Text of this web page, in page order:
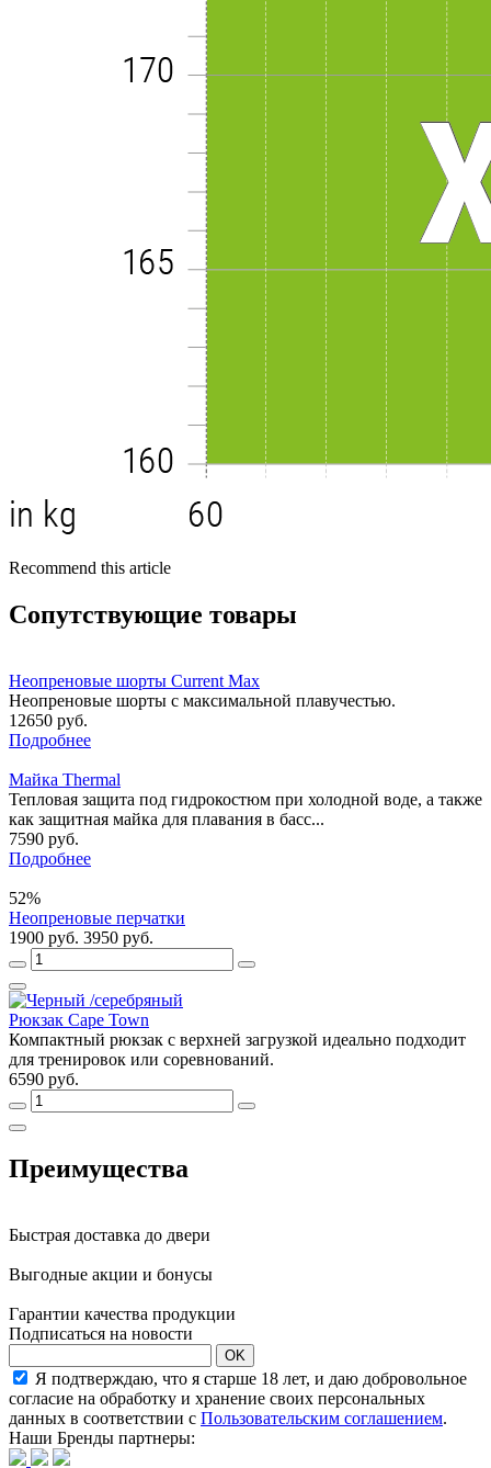
Recommend this article
Сопутствующие товары
Неопреновые шорты Current Max
Неопреновые шорты с максимальной плавучестью.
12650 руб.
Подробнее
Майка Thermal
Тепловая защита под гидрокостюм при холодной воде, а также
как защитная майка для плавания в басс...
7590 руб.
Подробнее
52%
Неопреновые перчатки
1900 руб. 3950 руб.
Рюкзак Cape Town
Компактный рюкзак с верхней загрузкой идеально подходит
для тренировок или соревнований.
6590 руб.
Преимущества
Быстрая доставка до двери
Выгодные акции и бонусы
Гарантии качества продукции
Подписаться на новости
OK
Я подтверждаю, что я старше 18 лет, и даю добровольное
согласие на обработку и хранение своих персональных
данных в соответствии с Пользовательским соглашением.
Наши Бренды партнеры: